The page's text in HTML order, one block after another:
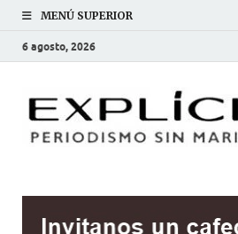
MENÚ SUPERIOR
6 agosto, 2026